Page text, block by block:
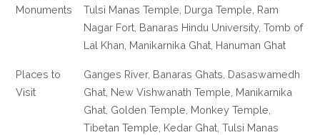
Monuments
Tulsi Manas Temple, Durga Temple, Ram
Nagar Fort, Banaras Hindu University, Tomb of
Lal Khan, Manikarnika Ghat, Hanuman Ghat
Places to
Visit
Ganges River, Banaras Ghats, Dasaswamedh
Ghat, New Vishwanath Temple, Manikarnika
Ghat, Golden Temple, Monkey Temple,
Tibetan Temple, Kedar Ghat, Tulsi Manas